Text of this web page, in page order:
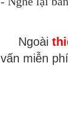
Ngoài
vấn miễn phí